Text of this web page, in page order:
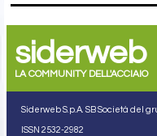
siderweb
LA COMMUNITY DELL'ACCIAIO
Siderweb S.p.A. SB Società del
ISSN 2532-2982